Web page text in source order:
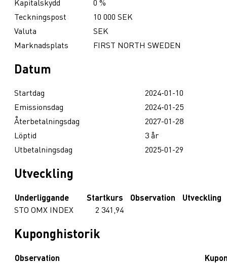
Kapitalskydd
0 %
Teckningspost
10 000 SEK
Valuta
SEK
Marknadsplats
FIRST NORTH SWEDEN
Datum
Startdag
2024-01-10
Emissionsdag
2024-01-25
Återbetalningsdag
2027-01-28
Löptid
3 år
Utbetalningsdag
2025-01-29
Utveckling
Underliggande Startkurs Observation
Utveckling
STO OMX INDEX
2 341,94
Kuponghistorik
Observation